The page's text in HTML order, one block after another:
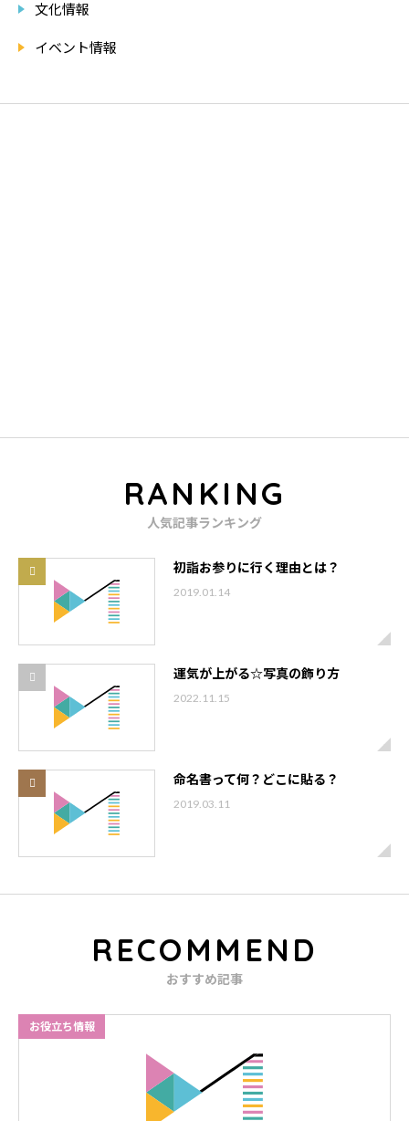
文化情報
イベント情報
RANKING
人気記事ランキング
初詣お参りに行く理由とは？
2019.01.14
運気が上がる☆写真の飾り方
2022.11.15
命名書って何？どこに貼る？
2019.03.11
RECOMMEND
おすすめ記事
お役立ち情報